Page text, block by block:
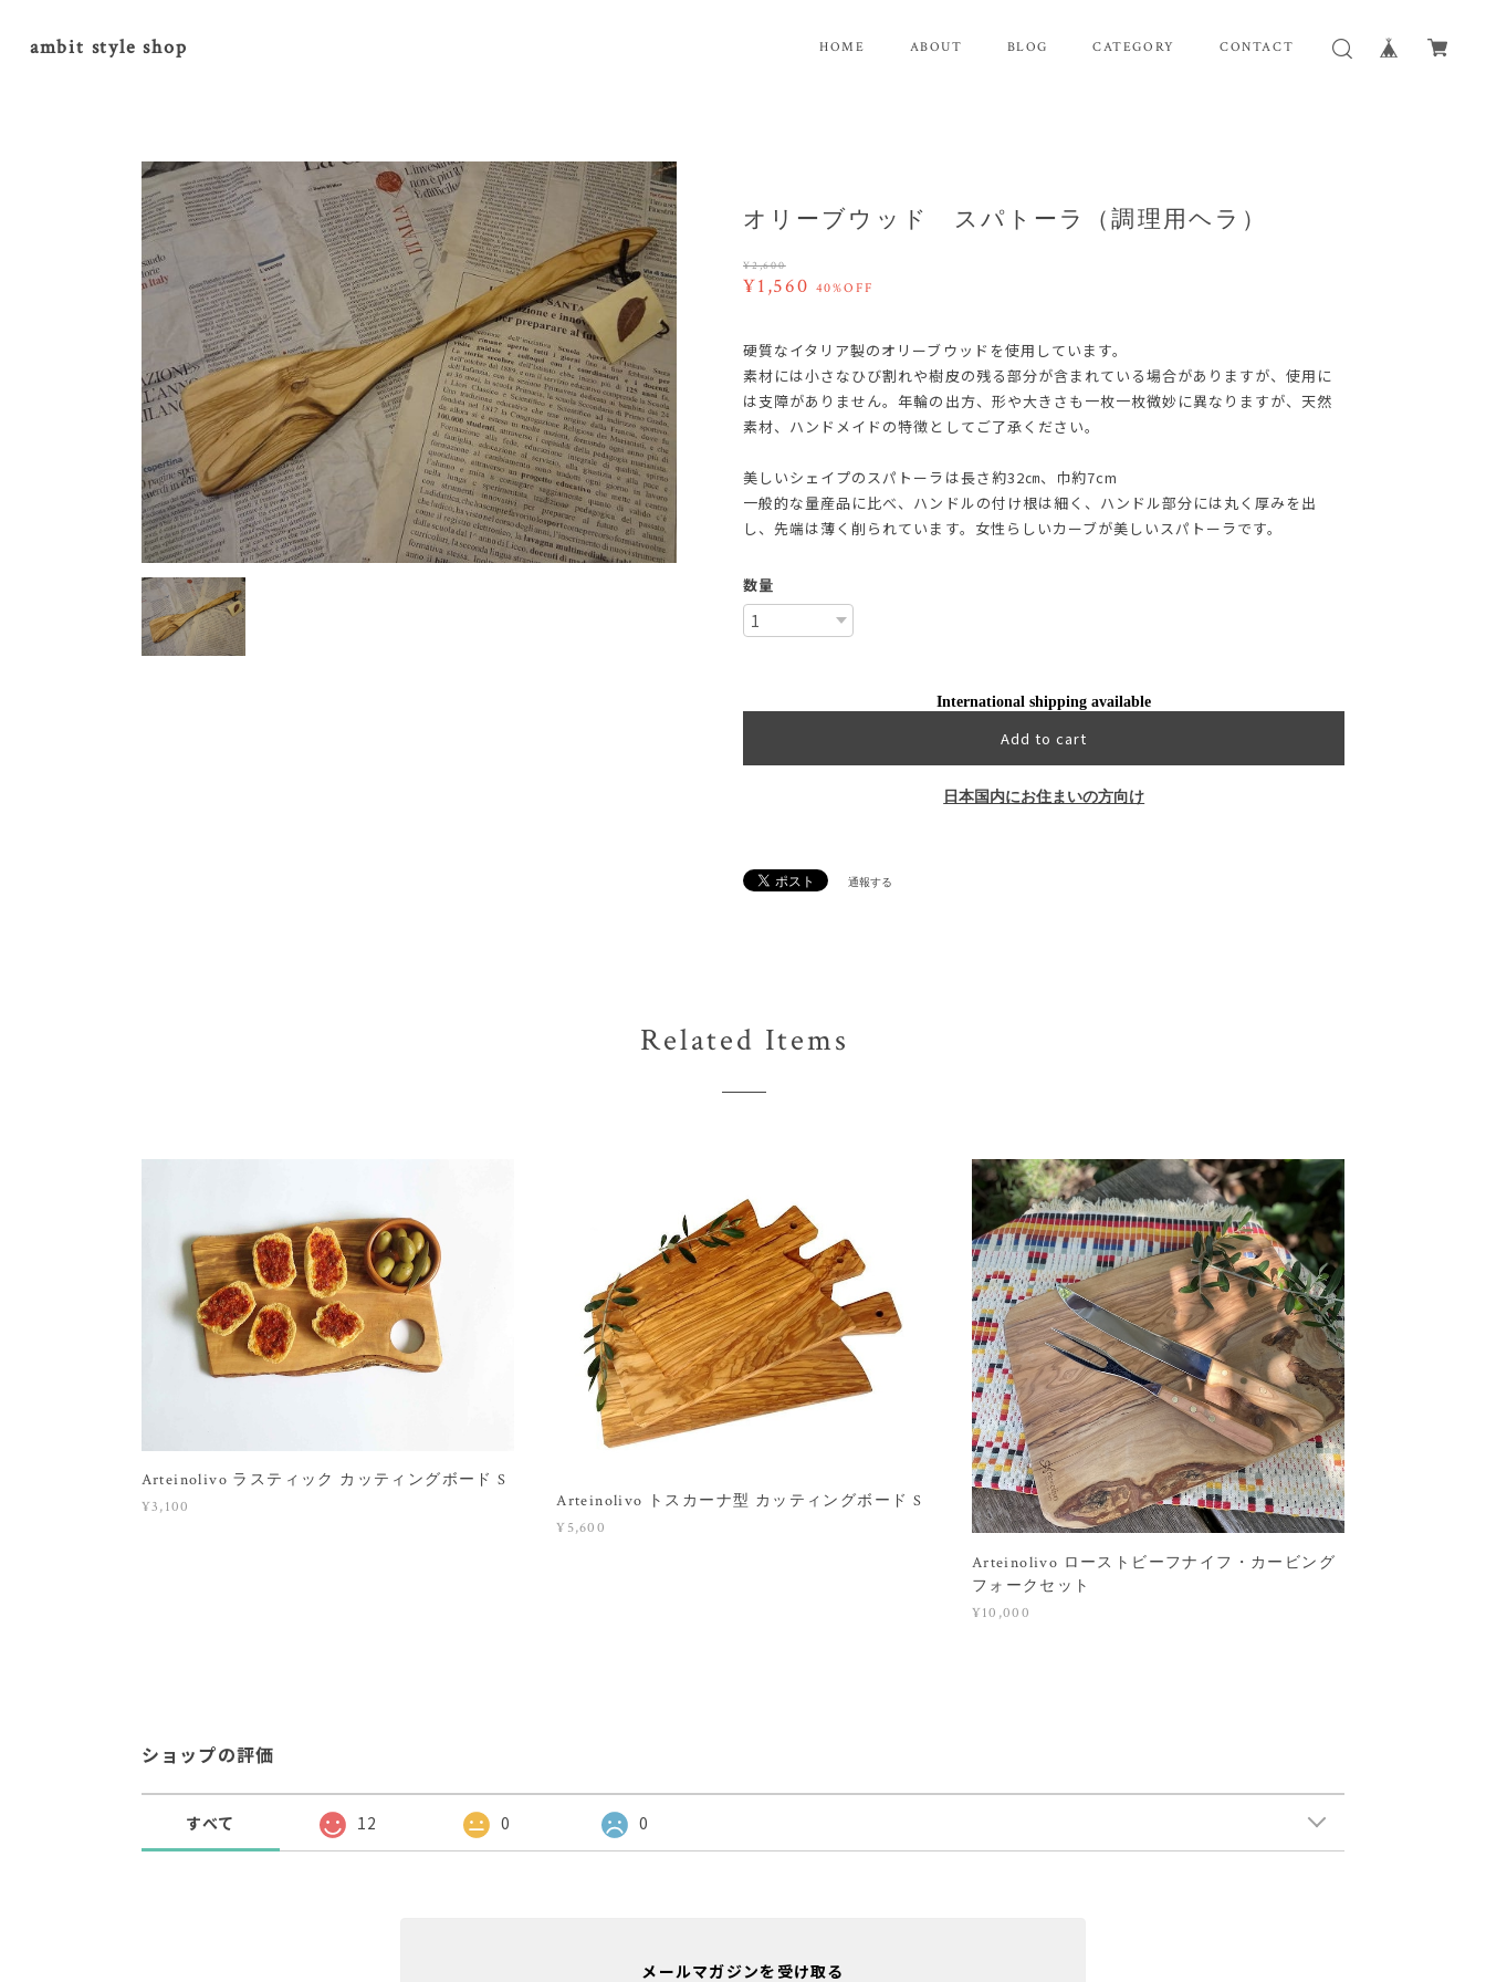
ambit style shop HOME ABOUT BLOG CATEGORY CONTACT
オリーブウッド スパトーラ（調理用ヘラ）
¥2,600
¥1,560 40%OFF
硬質なイタリア製のオリーブウッドを使用しています。
素材には小さなひび割れや樹皮の残る部分が含まれている場合がありますが、使用に
は支障がありません。年輪の出方、形や大きさも一枚一枚微妙に異なりますが、天然
素材、ハンドメイドの特徴としてご了承ください。
美しいシェイプのスパトーラは長さ約32㎝、巾約7cm
一般的な量産品に比べ、ハンドルの付け根は細く、ハンドル部分には丸く厚みを出
し、先端は薄く削られています。女性らしいカーブが美しいスパトーラです。
数量
International shipping available
Add to cart
日本国内にお住まいの方向け
通報する
Related Items
Arteinolivo ラスティック カッティングボード S
¥3,100 Arteinolivo トスカーナ型 カッティングボード S
¥5,600
Arteinolivo ローストビーフナイフ・カービング
フォークセット
¥10,000
ショップの評価
すべて 12 0 0
メールマガジンを受け取る